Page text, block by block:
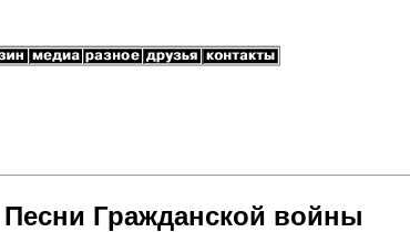
Песни Гражданской войны